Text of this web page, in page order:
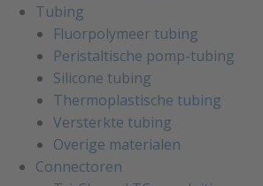
Tubing
Fluorpolymeer tubing
Peristaltische pomp-tubing
Silicone tubing
Thermoplastische tubing
Versterkte tubing
Overige materialen
Connectoren